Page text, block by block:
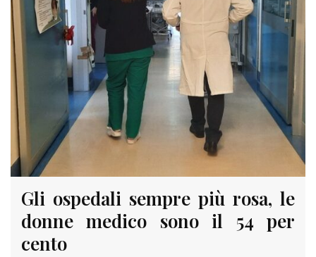
Gli ospedali sempre più rosa, le
donne medico sono il 54 per
cento